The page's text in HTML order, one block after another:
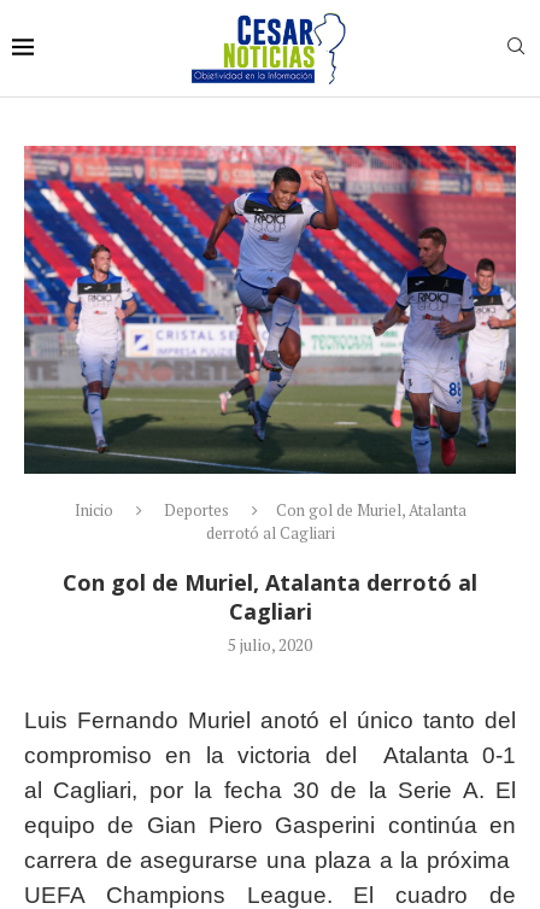
Inicio Deportes
Con gol de Muriel, Atalanta
derrotó al Cagliari
Con gol de Muriel, Atalanta derrotó al
Cagliari
5 julio, 2020
Luis Fernando Muriel anotó el único tanto del
compromiso en la victoria del Atalanta 0-1
al Cagliari, por la fecha 30 de la Serie A. El
equipo de Gian Piero Gasperini continúa en
carrera de asegurarse una plaza a la próxima
UEFA Champions League. El cuadro de